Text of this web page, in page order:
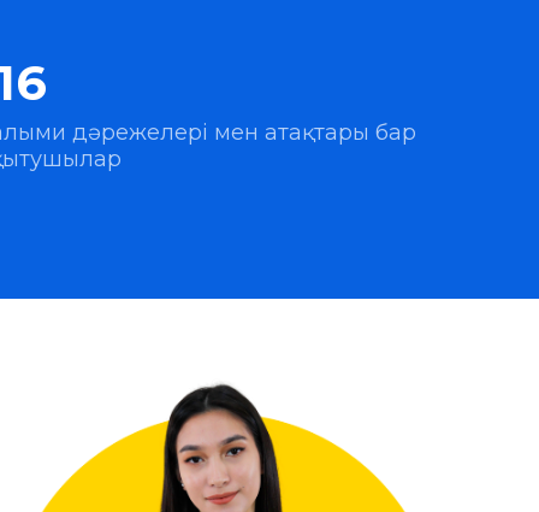
дәрежелері мен атақтары бар